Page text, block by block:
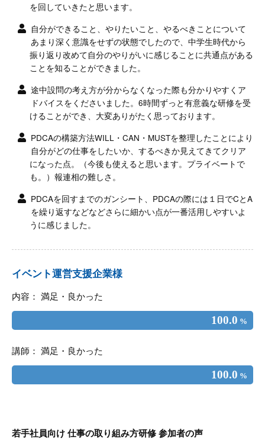
を回していきたと思います。
自分ができること、やりたいこと、やるべきことについて
あまり深く意識をせずの状態でしたので、中学生時代から
振り返り改めて自分のやりがいに感じることに共通点がある
ことを知ることができました。
途中設問の考え方が分からなくなった際も分かりやすくア
ドバイスをくださいました。6時間ずっと有意義な研修を受
けることができ、大変ありがたく思っております。
PDCAの構築方法WILL・CAN・MUSTを整理したことにより
自分がどの仕事をしたいか、するべきか見えてきてクリア
になった点。（今後も使えると思います。プライベートで
も。）報連相の難しさ。
PDCAを回すまでのガンシート、PDCAの際には１日でCとA
を繰り返すなどなどさらに細かい点が一番活用しやすいよ
うに感じました。
イベント運営支援企業様
内容： 満足・良かった
100.0 %
講師： 満足・良かった
100.0 %
若手社員向け 仕事の取り組み方研修 参加者の声